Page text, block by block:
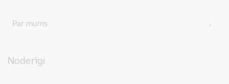
Par mums
Noderīgi